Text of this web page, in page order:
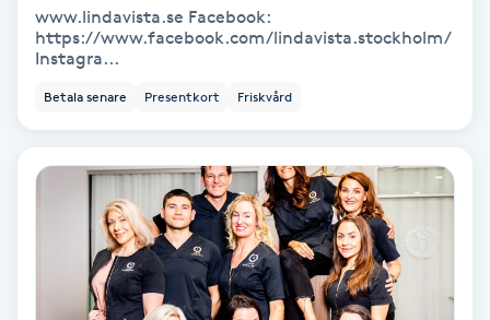
Healing
Herrklippning
HIFU
Hollywood Peel
Hot Stone Massage
www.lindavista.se Facebook:
https://www.facebook.com/lindavista.stockholm/
Instagra...
Betala senare Presentkort Friskvård